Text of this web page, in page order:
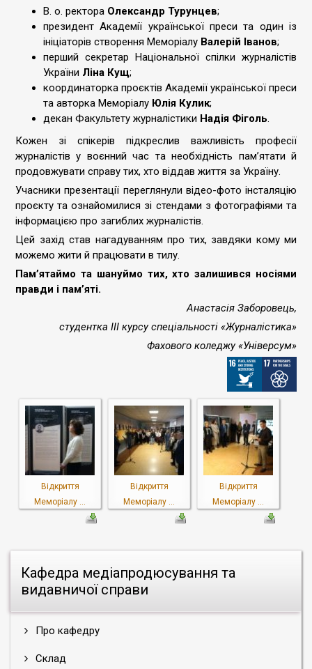
Кафедра медіапродюсування та
видавничої справи
Про кафедру
Склад
В. о. ректора Олександр Турунцев;
президент Академії української преси та один із
ініціаторів створення Меморіалу Валерій Іванов;
перший секретар Національної спілки журналістів
України Ліна Кущ;
координаторка проєктів Академії української преси
та авторка Меморіалу Юлія Кулик;
декан Факультету журналістики Надія Фіголь.
Кожен зі спікерів підкреслив важливість професії
журналістів у воєнний час та необхідність пам’ятати й
продовжувати справу тих, хто віддав життя за Україну.
Учасники презентації переглянули відео-фото інсталяцію
проєкту та ознайомилися зі стендами з фотографіями та
інформацією про загиблих журналістів.
Цей захід став нагадуванням про тих, завдяки кому ми
можемо жити й працювати в тилу.
Пам’ятаймо та шануймо тих, хто залишився носіями
правди і пам’яті.
Анастасія Заборовець,
студентка III курсу спеціальності «Журналістика»
Фахового коледжу «Універсум»
Відкриття
Меморіалу ...
Відкриття
Меморіалу ...
Відкриття
Меморіалу ...